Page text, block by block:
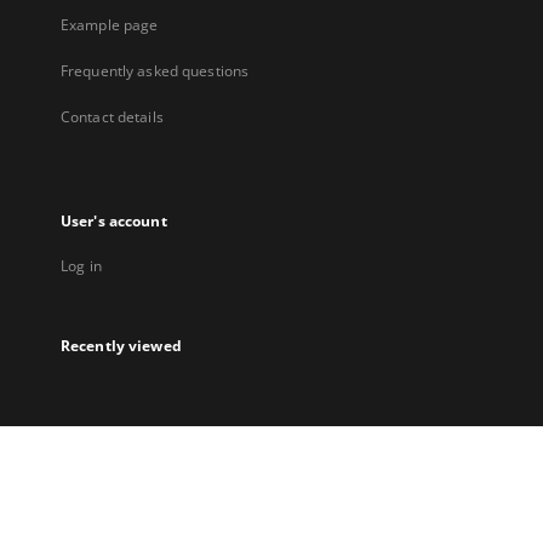
Example page
Frequently asked questions
Contact details
User's account
Log in
Recently viewed